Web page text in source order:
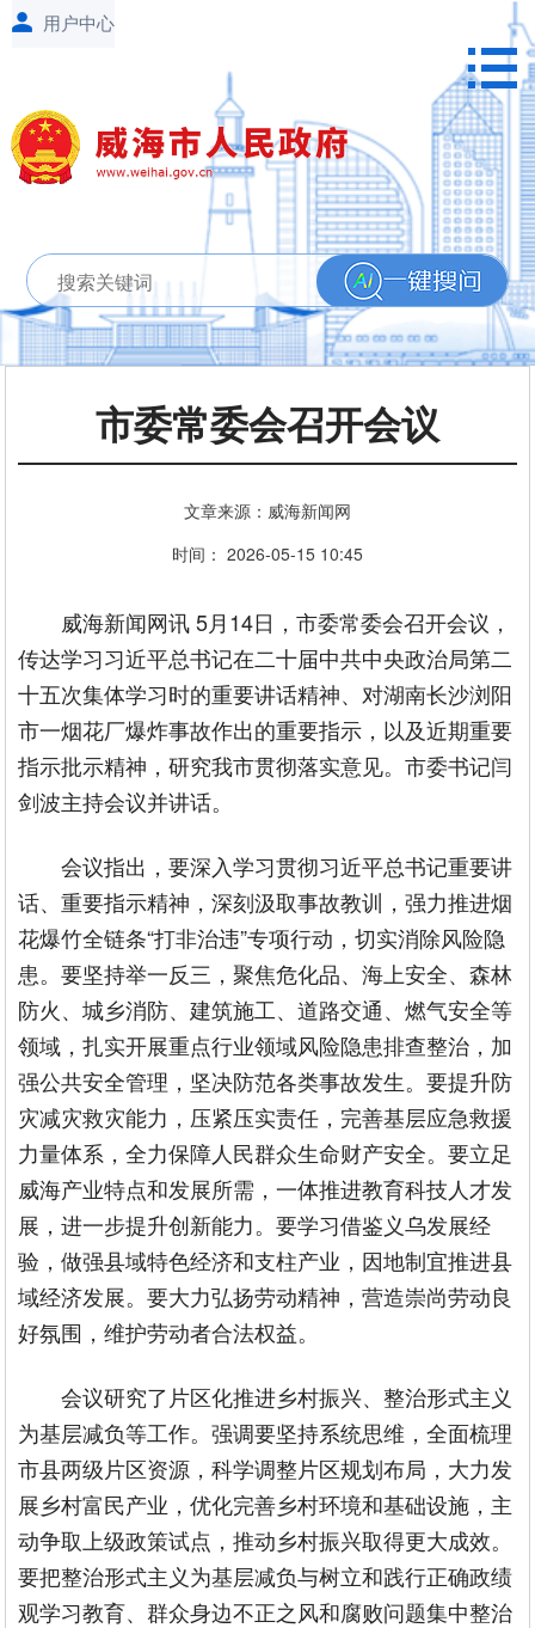
市委常委会召开会议
文章来源：威海新闻网
时间： 2026-05-15 10:45
威海新闻网讯 5月14日，市委常委会召开会议，
传达学习习近平总书记在二十届中共中央政治局第二
十五次集体学习时的重要讲话精神、对湖南长沙浏阳
市一烟花厂爆炸事故作出的重要指示，以及近期重要
指示批示精神，研究我市贯彻落实意见。市委书记闫
剑波主持会议并讲话。
会议指出，要深入学习贯彻习近平总书记重要讲
话、重要指示精神，深刻汲取事故教训，强力推进烟
花爆竹全链条“打非治违”专项行动，切实消除风险隐
患。要坚持举一反三，聚焦危化品、海上安全、森林
防火、城乡消防、建筑施工、道路交通、燃气安全等
领域，扎实开展重点行业领域风险隐患排查整治，加
强公共安全管理，坚决防范各类事故发生。要提升防
灾减灾救灾能力，压紧压实责任，完善基层应急救援
力量体系，全力保障人民群众生命财产安全。要立足
威海产业特点和发展所需，一体推进教育科技人才发
展，进一步提升创新能力。要学习借鉴义乌发展经
验，做强县域特色经济和支柱产业，因地制宜推进县
域经济发展。要大力弘扬劳动精神，营造崇尚劳动良
好氛围，维护劳动者合法权益。
会议研究了片区化推进乡村振兴、整治形式主义
为基层减负等工作。强调要坚持系统思维，全面梳理
市县两级片区资源，科学调整片区规划布局，大力发
展乡村富民产业，优化完善乡村环境和基础设施，主
动争取上级政策试点，推动乡村振兴取得更大成效。
要把整治形式主义为基层减负与树立和践行正确政绩
观学习教育、群众身边不正之风和腐败问题集中整治